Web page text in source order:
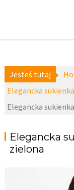
Jesteś tutaj
Elegancka
Elegancka
Elegancka
zielona